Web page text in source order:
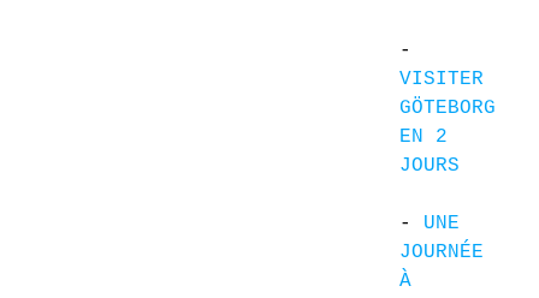
VISITER
GÖTEBORG
EN 2
JOURS
- UNE
JOURNÉE
À